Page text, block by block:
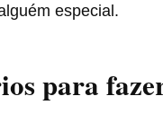
especial.
para